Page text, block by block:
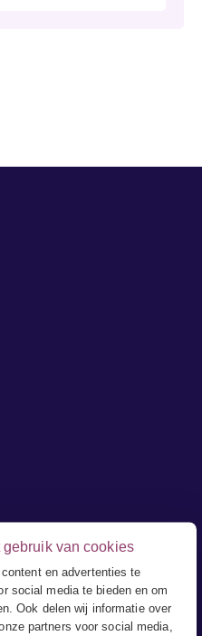
van cookies
en advertenties te
social media te bieden en om
Ook delen wij informatie over
partners voor social media,